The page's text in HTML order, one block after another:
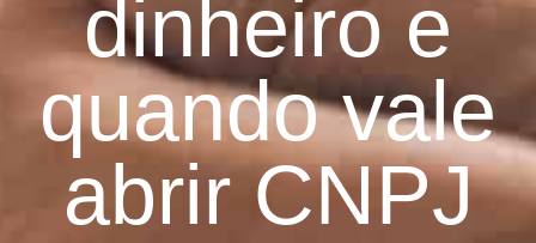
dinheiro e
quando vale
abrir CNPJ